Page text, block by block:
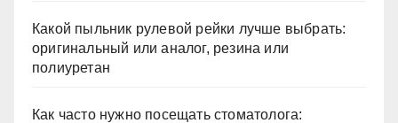
Какой пыльник рулевой рейки лучше выбрать:
оригинальный или аналог, резина или
полиуретан
Как часто нужно посещать стоматолога: